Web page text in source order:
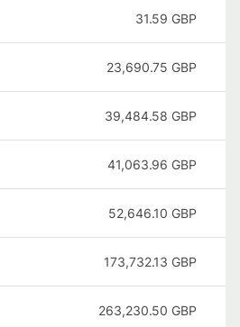
31.59 GBP
23,690.75 GBP
39,484.58 GBP
41,063.96 GBP
52,646.10 GBP
173,732.13 GBP
263,230.50 GBP